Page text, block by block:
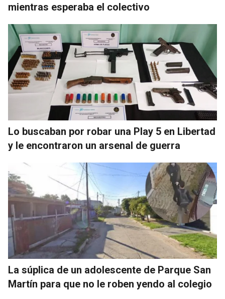
mientras esperaba el colectivo
Lo buscaban por robar una Play 5 en Libertad
y le encontraron un arsenal de guerra
La súplica de un adolescente de Parque San
Martín para que no le roben yendo al colegio